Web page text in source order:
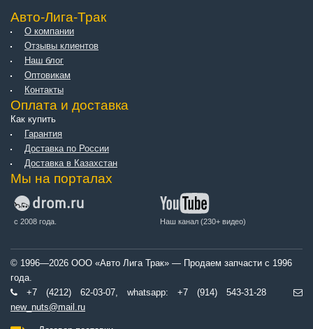
Авто-Лига-Трак
О компании
Отзывы клиентов
Наш блог
Оптовикам
Контакты
Оплата и доставка
Как купить
Гарантия
Доставка по России
Доставка в Казахстан
Мы на порталах
с 2008 года. Наш канал (230+ видео)
© 1996—2026 ООО «Авто Лига Трак» — Продаем запчасти с 1996
года.
+7 (4212) 62-03-07, whatsapp: +7 (914) 543-31-28
new_nuts@mail.ru